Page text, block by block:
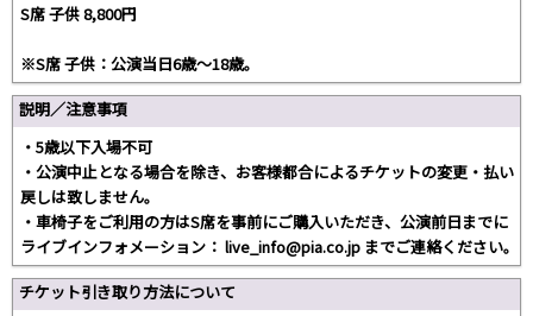
S席 子供 8,800円
※S席 子供：公演当日6歳～18歳。
説明／注意事項
・5歳以下入場不可
・公演中止となる場合を除き、お客様都合によるチケットの変更・払い
戻しは致しません。
・車椅子をご利用の方はS席を事前にご購入いただき、公演前日までに
ライブインフォメーション： live_info@pia.co.jp までご連絡ください。
チケット引き取り方法について